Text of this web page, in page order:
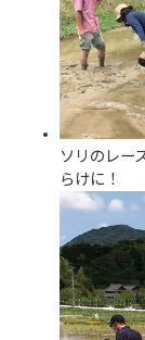
ソリのレー
らけに！